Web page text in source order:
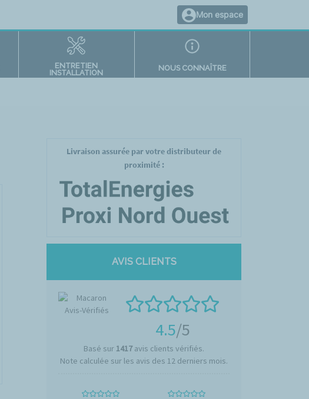
Mon espace
ENTRETIEN
INSTALLATION
NOUS CONNAÎTRE
Livraison assurée par votre distributeur de
proximité :
AVIS CLIENTS
4.5/5
Basé sur 1417avis clients vérifiés.
Note calculée sur les avis des 12 derniers mois.